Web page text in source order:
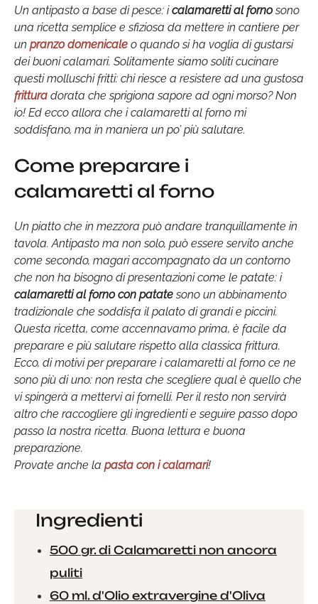
Un antipasto a base di pesce: icalamaretti al fornosono
una ricetta semplice e sfiziosa da mettere in cantiere per
un pranzo domenicale o quando si ha voglia di gustarsi
dei buoni calamari. Solitamente siamo soliti cucinare
questi molluschi fritti: chi riesce a resistere ad una gustosa
frittura dorata che sprigiona sapore ad ogni morso? Non
io! Ed ecco allora che i calamaretti al forno mi
soddisfano, ma in maniera un po’ più salutare.
Come preparare i
calamaretti al forno
Un piatto che in mezzora può andare tranquillamente in
tavola. Antipasto ma non solo, può essere servito anche
come secondo, magari accompagnato da un contorno
che non ha bisogno di presentazioni come le patate: i
calamaretti al forno con patatesono un abbinamento
tradizionale che soddisfa il palato di grandi e piccini.
Questa ricetta, come accennavamo prima, è facile da
preparare e più salutare rispetto alla classica frittura.
Ecco, di motivi per preparare i calamaretti al forno ce ne
sono più di uno: non resta che scegliere qual è quello che
vi spingerà a mettervi ai fornelli. Per il resto non servirà
altro che raccogliere gli ingredienti e seguire passo dopo
passo la nostra ricetta. Buona lettura e buona
preparazione.
Provate anche la pasta con i calamari!
Ingredienti
500 gr. di Calamaretti non ancora
puliti
60 ml. d'Olio extravergine d'Oliva